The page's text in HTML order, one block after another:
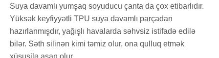
Suya davamlı yumşaq soyuducu çanta da çox etibarlıdır.
Yüksək keyfiyyətli TPU suya davamlı parçadan
hazırlanmışdır, yağışlı havalarda səhvsiz istifadə edilə
bilər. Səth silinən kimi təmiz olur, ona qulluq etmək
xüsusilə asan olur.